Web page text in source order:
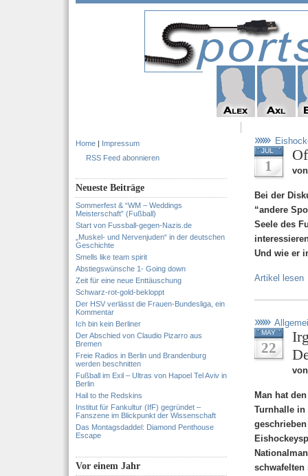
Home | Impressum
RSS Feed abonnieren
Neueste Beiträge
Sommerfest & “WM – Weddings
Meisterschaft” (Fußball)
Start von Fussball-gegen-Nazis.de
„Muskel- und Nervenjuden“ in der deutschen
Geschichte
Smells like team spirit
Abstiegswünsche 1- Going down
Zeit für eine neue Enttäuschung
Schwarz-rot-gold-bekloppt
Der HSV verlässt die Frauen-Bundesliga, ein
Kommentar
Ich bin kein Berliner
Der Abschied von Claudio Pizarro aus
Bremen
Freie Radios in Berlin und Brandenburg
werden beschnitten
Fußball im Exil – Ultras von Hapoel Tel Aviv in
Berlin
Hail to the Redskins
Institut für Fankultur (IfF) gegründet –
Fanszene im Blickpunkt der Wissenschaft
Das Montagsdaddel: Diamond Penthouse
Escape
Vor einem Jahr
JUL
1
Bei der
“andere
Seele des
Und wie er
Artikel lesen
MAY
22
Man hat
Turnhalle in
schwafelten